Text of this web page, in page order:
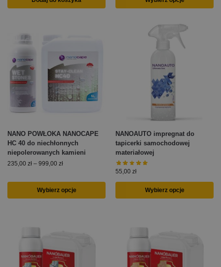
NANO POWŁOKA NANOCAPE
HC 40 do niechłonnych
niepolerowanych kamieni
235,00 zł – 999,00 zł
Wybierz opcje
NANOAUTO impregnat do
tapicerki samochodowej
materiałowej
55,00 zł
Wybierz opcje